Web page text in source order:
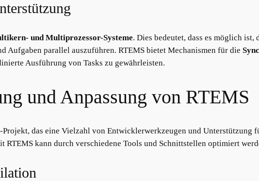
und Multiprozessor-Systeme. Dies bedeutet, dass es möglich ist,
Aufgaben parallel auszuführen. RTEMS bietet Mechanismen für die
Ausführung von Tasks zu gewährleisten.
und Anpassung von RTEMS
Projekt, das eine Vielzahl von Entwicklerwerkzeugen und Unterstützung
RTEMS kann durch verschiedene Tools und Schnittstellen optimiert